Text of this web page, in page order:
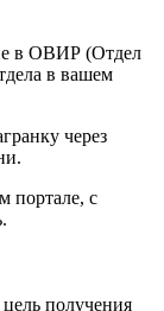
в ОВИР (Отдел
в вашем
через
портале, с
получения